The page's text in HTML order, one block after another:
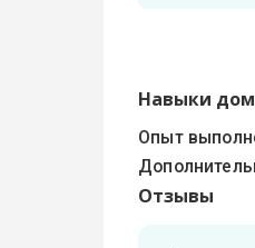
Навыки
Опыт
Отзывы